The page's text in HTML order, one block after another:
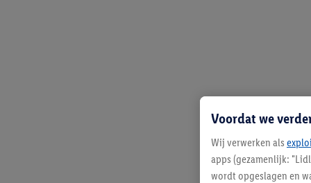
Voordat we
Wij verwerken als
apps (gezamenlijk:
wordt opgeslagen en